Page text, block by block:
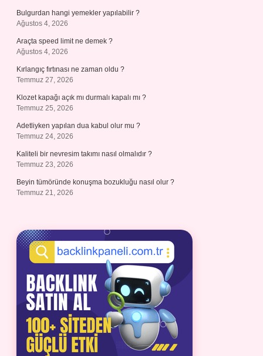
Bulgurdan hangi yemekler yapılabilir ?
Ağustos 4, 2026
Araçta speed limit ne demek ?
Ağustos 4, 2026
Kırlangıç fırtınası ne zaman oldu ?
Temmuz 27, 2026
Klozet kapağı açık mı durmalı kapalı mı ?
Temmuz 25, 2026
Adetliyken yapılan dua kabul olur mu ?
Temmuz 24, 2026
Kaliteli bir nevresim takımı nasıl olmalıdır ?
Temmuz 23, 2026
Beyin tümöründe konuşma bozukluğu nasıl olur ?
Temmuz 21, 2026